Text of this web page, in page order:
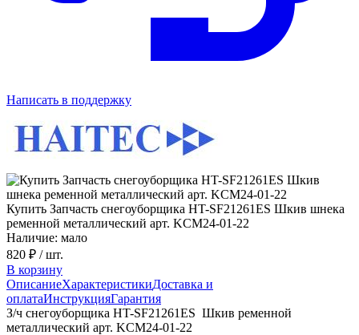
Написать в поддержку
Купить Запчасть снегоуборщика HT-SF21261ES Шкив шнека
ременной металлический арт. KCM24-01-22
Наличие: мало
820 ₽ / шт.
В корзину
ОписаниеХарактеристикиДоставка и
оплатаИнструкцияГарантия
З/ч снегоуборщика HT-SF21261ES Шкив ременной
металлический арт. KCM24-01-22